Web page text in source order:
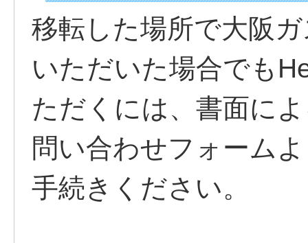
移転した場所で大阪
いただいた場合でも
ただくには、書面に
問い合わせフォーム
手続きください。